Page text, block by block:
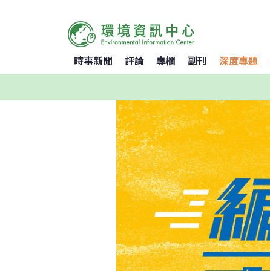
時事新聞 評論 專欄 副刊 深度專題